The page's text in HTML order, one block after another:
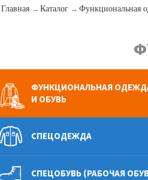
Главная → Каталог → Функциональная
ФУНКЦИОНАЛЬНАЯ
И ОБУВЬ
СПЕЦОДЕЖДА
СПЕЦОБУВЬ (РАБОЧАЯ